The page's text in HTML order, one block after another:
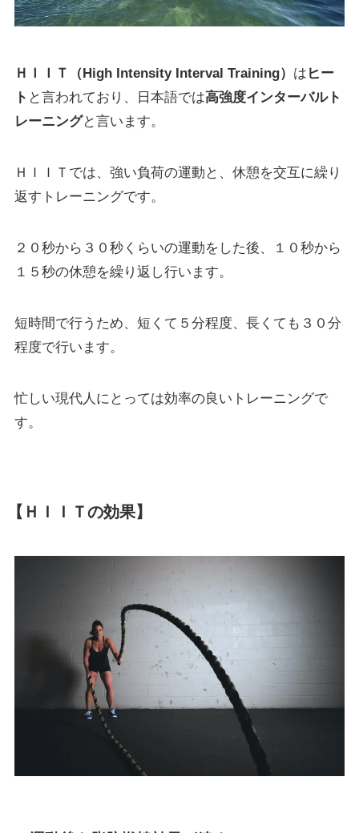
ＨＩＩＴ（High Intensity Interval Training） は ヒー
ト と言われており、日本語では高強度インターバルト
レーニングと言います。
ＨＩＩＴでは、強い負荷の運動と、休憩を交互に繰り
返すトレーニングです。
２０秒から３０秒くらいの運動をした後、１０秒から
１５秒の休憩を繰り返し行います。
短時間で行うため、短くて５分程度、長くても３０分
程度で行います。
忙しい現代人にとっては効率の良いトレーニングで
す。
【ＨＩＩＴの効果】